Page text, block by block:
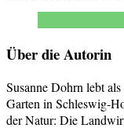
Über die Autorin
Susanne Dohrn lebt
Garten in Schleswig-
der Natur: Die